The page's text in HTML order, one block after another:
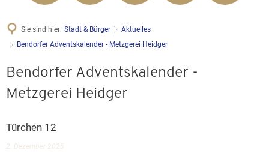
Sie sind hier: Stadt & Bürger
Aktuelles
Bendorfer Adventskalender - Metzgerei Heidger
Bendorfer Adventskalender -
Metzgerei Heidger
Türchen 12
2. Dezember 2025